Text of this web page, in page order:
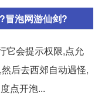
冒泡网游仙剑?
它会提示权限,点允
后去西郊自动遇怪,
点开泡...